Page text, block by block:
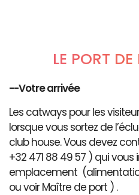
LE PORT
--Votre arrivée
Les catways pour les
lorsque vous sortez de
club house. Vous devez
+32 471 88 49 57 ) qui
emplacement
ou voir Maître de port ) .